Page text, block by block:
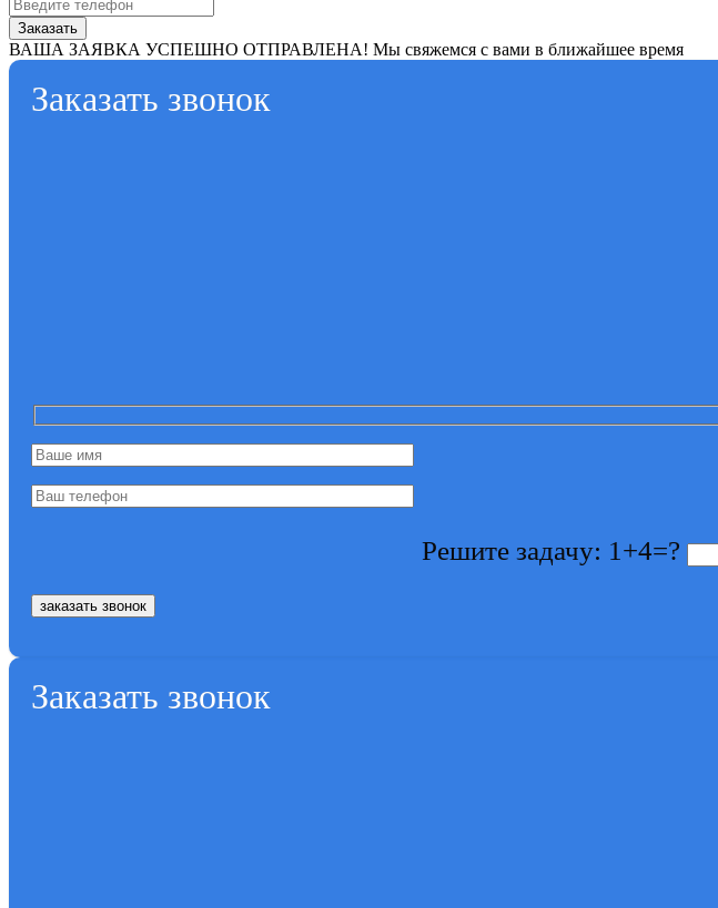
Заказать
ВАША ЗАЯВКА УСПЕШНО ОТПРАВЛЕНА! Мы свяжемся с вами в ближайшее время
Заказать звонок
Решите задачу: 1+4=?
Заказать звонок